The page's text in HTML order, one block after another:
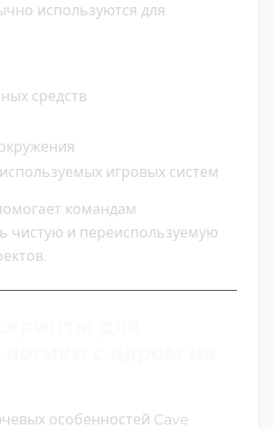
используются для
средств
игровых систем
командам
чистую и переиспользуемую
особенностей Cave